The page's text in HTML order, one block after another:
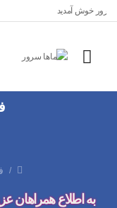
سرور خوش آمدید
/
به اطلاع همراهان